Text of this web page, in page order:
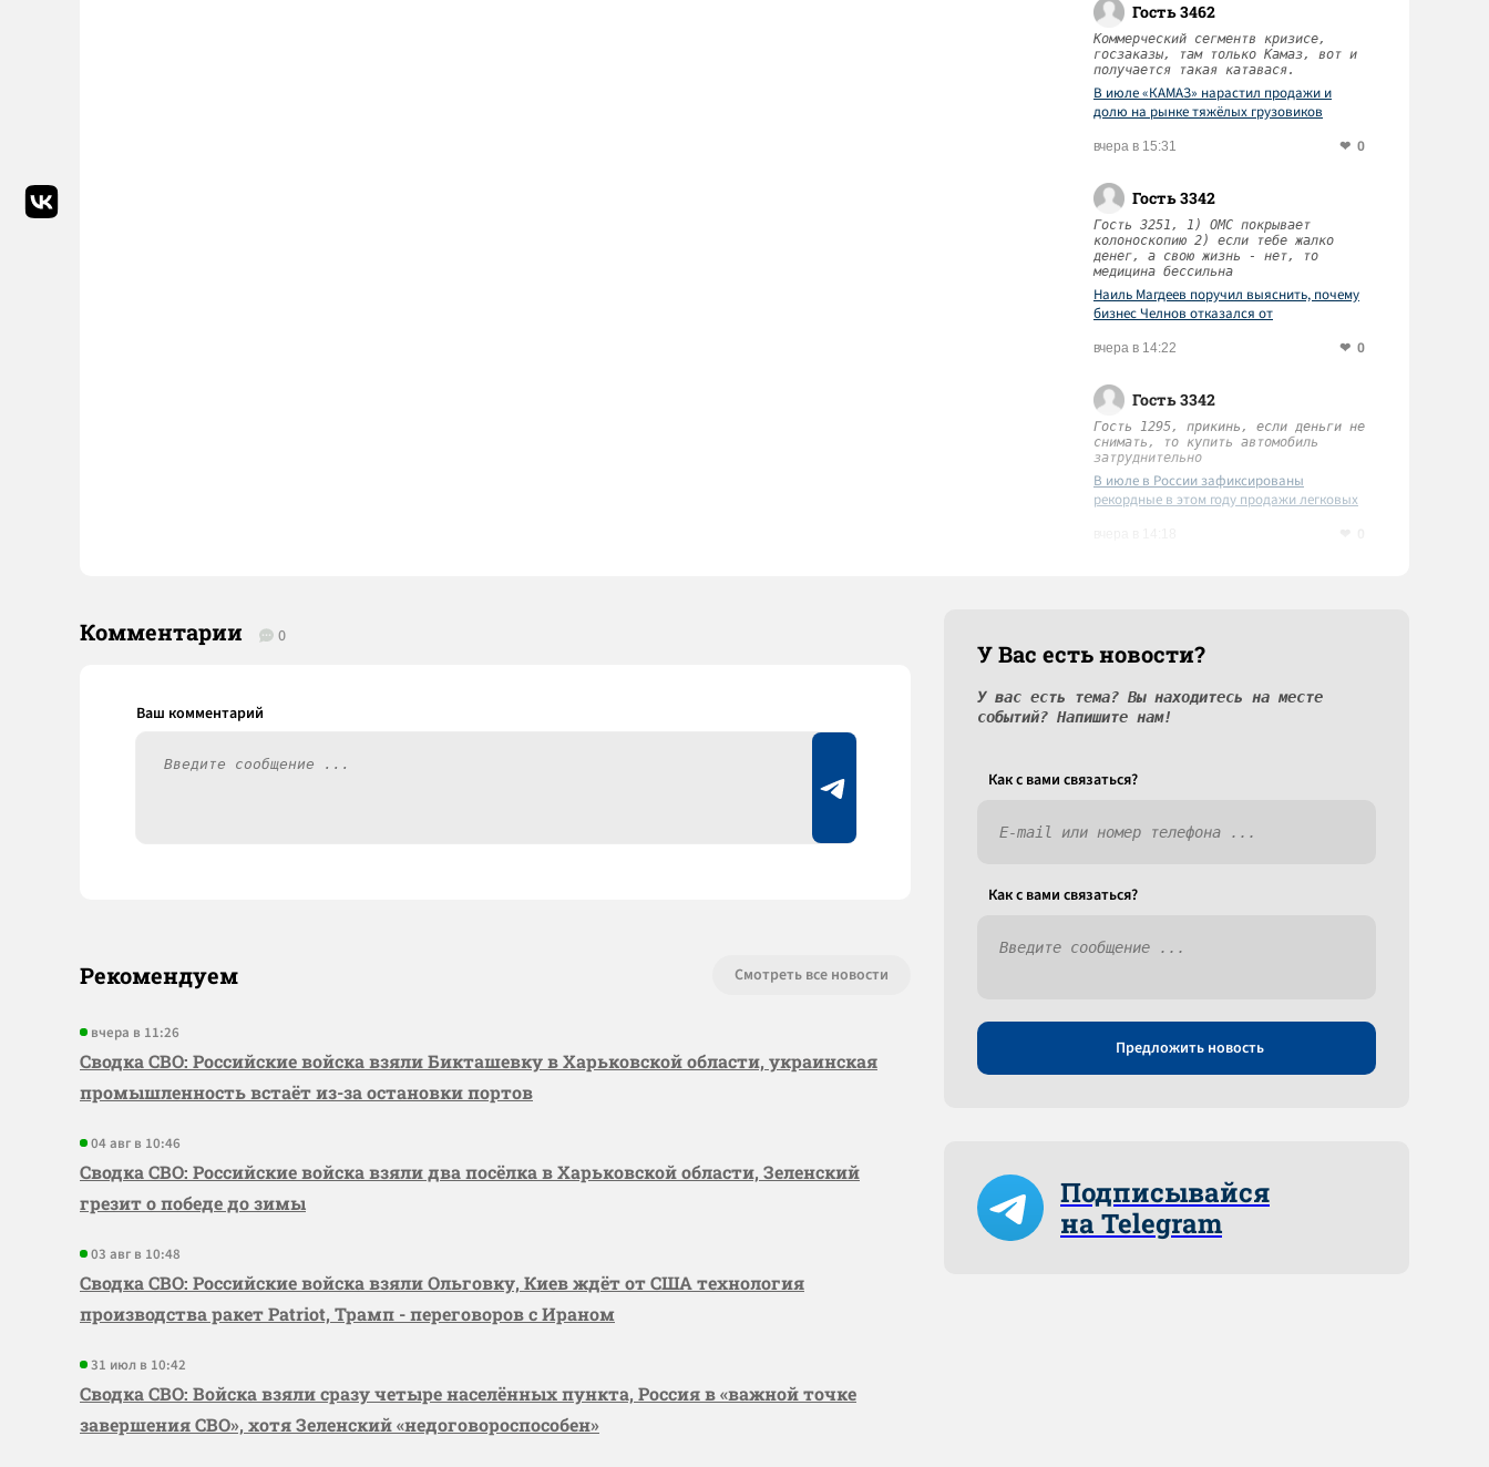
Гость 3462
Коммерческий сегментв кризисе,
госзаказы, там только Камаз, вот и
получается такая катавася.
В июле «КАМАЗ» нарастил продажи и
долю на рынке тяжёлых грузовиков
вчера в 15:31 0
Гость 3342
Гость 3251, 1) ОМС покрывает
колоноскопию 2) если тебе жалко
денег, а свою жизнь - нет, то
медицина бессильна
Наиль Магдеев поручил выяснить, почему
бизнес Челнов отказался от
вчера в 14:22 0
Гость 3342
Гость 1295, прикинь, если деньги не
снимать, то купить автомобиль
затруднительно
В июле в России зафиксированы
рекордные в этом году продажи легковых
Комментарии 0
Рекомендуем Смотреть все новости
вчера в 11:26
Сводка СВО: Российские войска взяли Бикташевку в Харьковской области, украинская
промышленность встаёт из-за остановки портов
04 авг в 10:46
Сводка СВО: Российские войска взяли два посёлка в Харьковской области, Зеленский
грезит о победе до зимы
03 авг в 10:48
Сводка СВО: Российские войска взяли Ольговку, Киев ждёт от США технология
производства ракет Patriot, Трамп - переговоров с Ираном
31 июл в 10:42
Сводка СВО: Войска взяли сразу четыре населённых пункта, Россия в «важной точке
завершения СВО», хотя Зеленский «недоговороспособен»
У Вас есть новости?
У вас есть тема? Вы находитесь на месте
событий? Напишите нам!
Как c вами связаться?
Как c вами связаться?
Предложить новость
Подписывайся
на Telegram